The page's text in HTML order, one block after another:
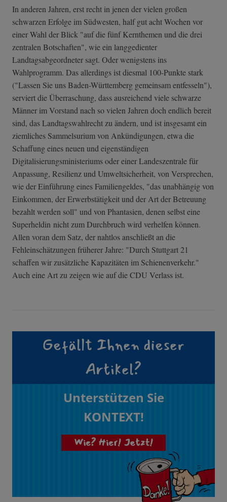
In anderen Jahren, erst recht in jenen der vielen großen
schwarzen Erfolge im Südwesten, half gut acht Wochen vor
einer Wahl der Blick "auf die fünf Kernthemen und die drei
zentralen Botschaften", wie ein langgedienter
Landtagsabgeordneter sagt. Oder wenigstens ins
Wahlprogramm. Das allerdings ist diesmal 100-Punkte stark
("Lassen Sie uns Baden-Württemberg gemeinsam entfesseln"),
serviert die Überraschung, dass ausreichend viele schwarze
Männer im Vorstand nach so vielen Jahren doch endlich bereit
sind, das Landtagswahlrecht zu ändern, und ist insgesamt ein
ziemliches Sammelsurium von Ankündigungen, etwa die
Schaffung eines neuen und eigenständigen
Digitalisierungsministeriums oder einer Landeszentrale für
Anpassung, Resilienz und Umweltsicherheit, von Versprechen,
wie der Einführung eines Familiengeldes, "das unabhängig von
Einkommen, der Erwerbstätigkeit und der Art der Betreuung
bezahlt werden soll" und von Phantasien, denen selbst eine
Superheldin nicht zum Durchbruch wird verhelfen können.
Allen voran dem Satz, der nahtlos anschließt an die
Fehleinschätzungen früherer Jahre: "Durch Stuttgart 21
schaffen wir zusätzliche Kapazitäten im Schienenverkehr."
Auch eine Art zu zeigen wie auf die CDU Verlass ist.
Gefällt Ihnen dieser
Artikel?
Unterstützen Sie
KONTEXT!
Wie? Hier! Jetzt!